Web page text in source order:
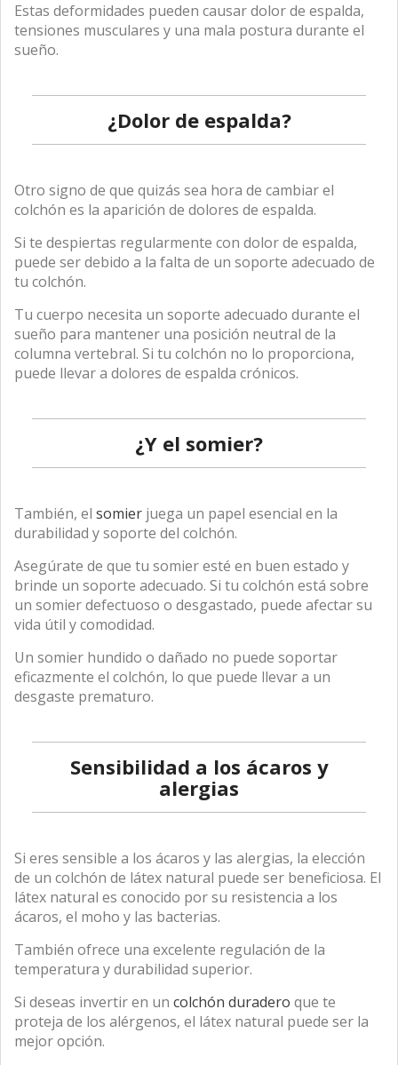
Estas deformidades pueden causar dolor de espalda,
tensiones musculares y una mala postura durante el
sueño.
¿Dolor de espalda?
Otro signo de que quizás sea hora de cambiar el
colchón es la aparición de dolores de espalda.
Si te despiertas regularmente con dolor de espalda,
puede ser debido a la falta de un soporte adecuado de
tu colchón.
Tu cuerpo necesita un soporte adecuado durante el
sueño para mantener una posición neutral de la
columna vertebral. Si tu colchón no lo proporciona,
puede llevar a dolores de espalda crónicos.
¿Y el somier?
También, el somier juega un papel esencial en la
durabilidad y soporte del colchón.
Asegúrate de que tu somier esté en buen estado y
brinde un soporte adecuado. Si tu colchón está sobre
un somier defectuoso o desgastado, puede afectar su
vida útil y comodidad.
Un somier hundido o dañado no puede soportar
eficazmente el colchón, lo que puede llevar a un
desgaste prematuro.
Sensibilidad a los ácaros y
alergias
Si eres sensible a los ácaros y las alergias, la elección
de un colchón de látex natural puede ser beneficiosa. El
látex natural es conocido por su resistencia a los
ácaros, el moho y las bacterias.
También ofrece una excelente regulación de la
temperatura y durabilidad superior.
Si deseas invertir en un colchón duradero que te
proteja de los alérgenos, el látex natural puede ser la
mejor opción.